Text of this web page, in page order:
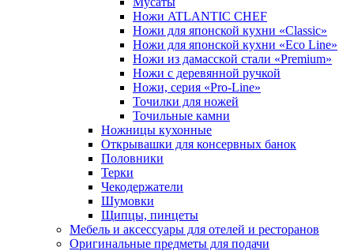
Ножи ATLANTIC CHEF
Ножи для японской кухни «Classic»
Ножи для японской кухни «Eco Line»
Ножи из дамасской стали «Premium»
Ножи с деревянной ручкой
Ножи, серия «Pro-Line»
Точилки для ножей
Точильные камни
Ножницы кухонные
Открывашки для консервных банок
Половники
Терки
Чекодержатели
Шумовки
Щипцы, пинцеты
Мебель и аксессуары для отелей и ресторанов
Оригинальные предметы для подачи